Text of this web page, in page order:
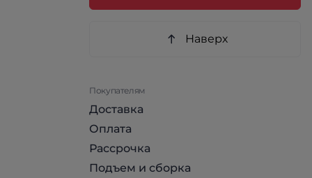
Наверх
Покупателям
Доставка
Оплата
Рассрочка
Подъем и сборка